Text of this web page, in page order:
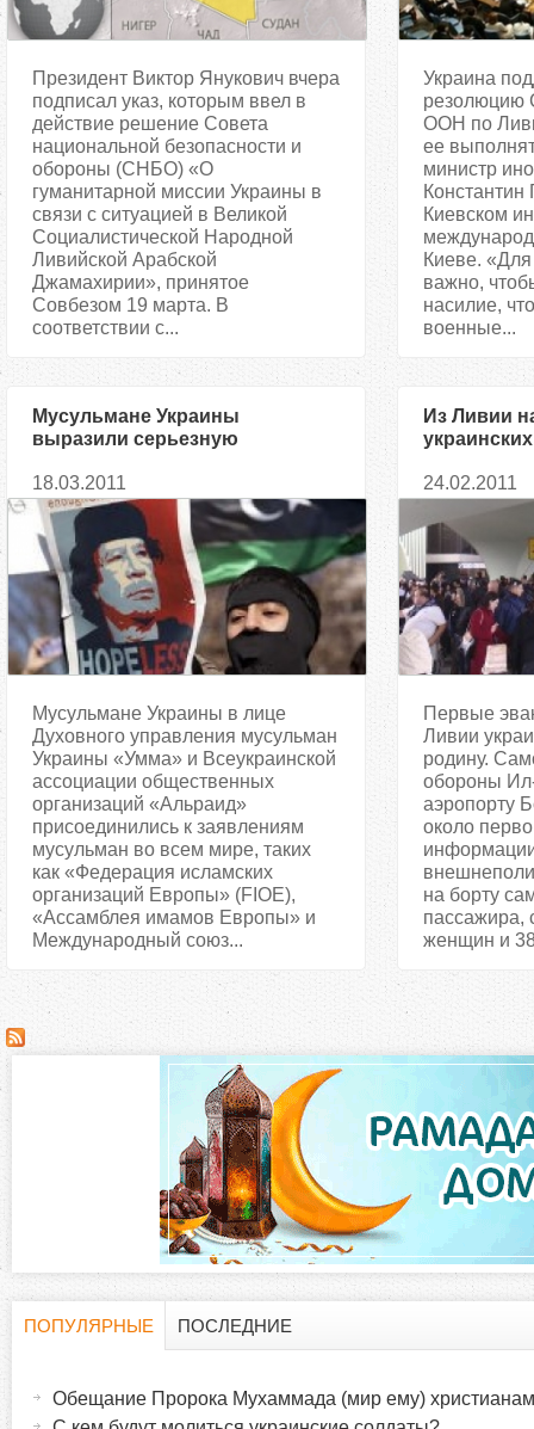
Президент Виктор Янукович вчера
подписал указ, которым ввел в
действие решение Совета
национальной безопасности и
обороны (СНБО) «О
гуманитарной миссии Украины в
связи с ситуацией в Великой
Социалистической Народной
Ливийской Арабской
Джамахирии», принятое
Совбезом 19 марта. В
соответствии с...
Украина
резолюцию
ООН по
ее
министр
Константин
Киевском
Киеве.
важно,
насилие,
военные...
Мусульмане Украины
выразили серьезную
ситуацией в Ливии
18.03.2011
Мусульмане Украины в лице
Духовного управления мусульман
Украины «Умма» и Всеукраинской
ассоциации общественных
организаций «Альраид»
присоединились к заявлениям
мусульман во всем мире, таких
как «Федерация исламских
организаций Европы» (FIOE),
«Ассамблея имамов Европы» и
Международный союз...
Из Ливии
24.02.2011
Первые
Ливии
родину.
обороны
аэропорту
около
на борту
пассажира,
женщин и
ПОПУЛЯРНЫЕ
ПОСЛЕДНИЕ
Обещание Пророка Мухаммада (мир ему) христианам